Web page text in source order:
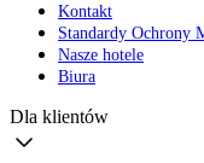
Kontakt
Standardy Ochrony
Nasze hotele
Biura
Dla klientów